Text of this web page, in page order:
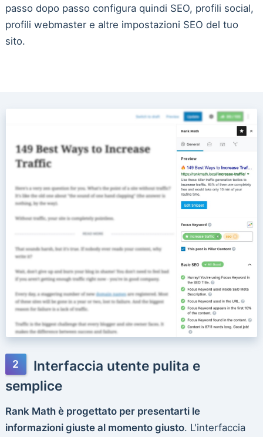
passo dopo passo configura quindi SEO, profili social,
profili webmaster e altre impostazioni SEO del tuo
sito.
Interfaccia utente pulita e
semplice
Rank Math è progettato per presentarti le
informazioni giuste al momento giusto. L'interfaccia